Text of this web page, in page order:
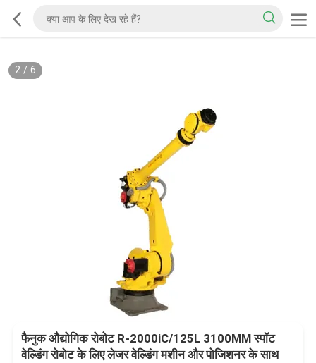
2/ 6
फैनुक औद्योगिक रोबोट R-2000iC/125L 3100MM स्पॉट
वेल्डिंग रोबोट के लिए लेजर वेल्डिंग मशीन और पोजिशनर के साथ